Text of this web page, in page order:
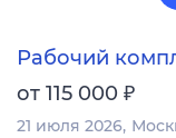
Рабочий
от 115 000 ₽
21 июля 2026